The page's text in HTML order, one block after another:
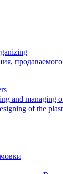
and managing
of the